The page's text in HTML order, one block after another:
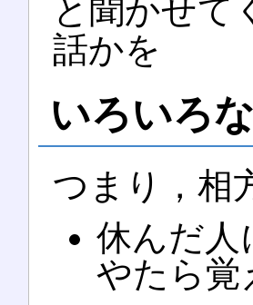
と聞かせて
話かを
いろいろ
つまり，相
休んだ人
やたら覚